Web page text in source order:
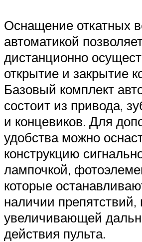
Оснащение откатных
автоматикой
дистанционно
открытие и закрытие
Базовый комплект
состоит из привода,
и концевиков. Для
удобства можно
конструкцию
лампочкой,
которые
наличии препятствий,
увеличивающей
действия пульта.